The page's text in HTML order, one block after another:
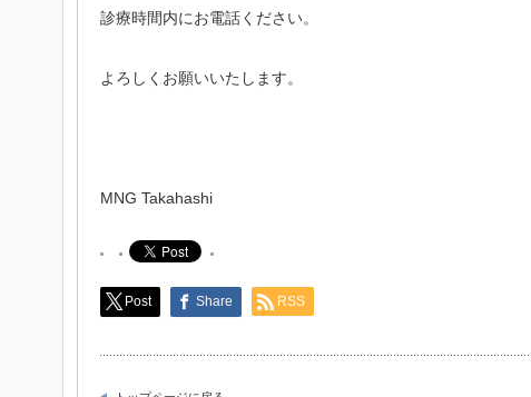
診療時間内にお電話ください。
よろしくお願いいたします。
MNG Takahashi
Post Share RSS